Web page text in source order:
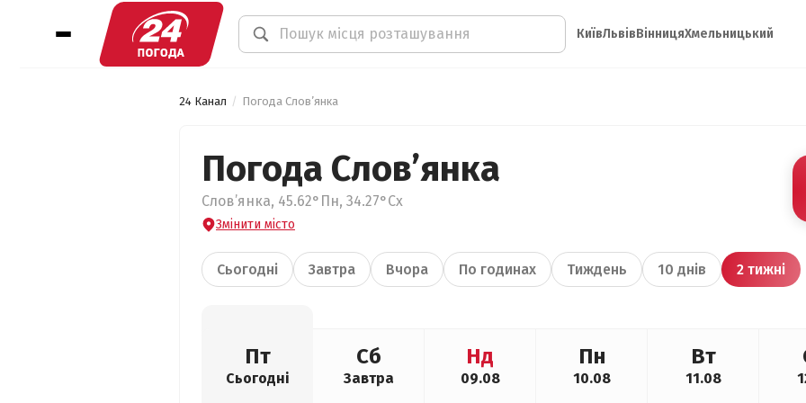
КиївЛьвівВінницяХмельницький
24 Канал Погода Слов’янка
Погода Слов’янка
Слов’янка, 45.62°Пн, 34.27°Сх
Змінити місто
Сьогодні Завтра Вчора По годинах Тиждень 10 днів 2 тижні
Пт
Сьогодні
Сб
Завтра
Нд
09.08
Пн
10.08
Вт
11.08